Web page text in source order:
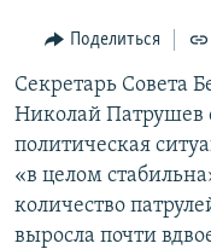
Вернутся
поиску
ИНТЕРАКТИВ
ИНФОГРАФИКА
ТЕЛЕПРОЕКТ
СОВЕТЫ
ПРОПАВШИЕ БЕЗ ВЕСТИ
РАДІО СВОБОДА
КАК ОБОЙТИ
Українською
Поделиться
Секретарь Совета
Николай Патрушев
политическая
«в целом
количество
выросла почти